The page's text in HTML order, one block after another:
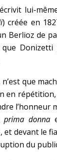
lui-
) créée en
Berlioz de
Donizetti
n’est que
en
l’honneur
prima donna
et devant le
du